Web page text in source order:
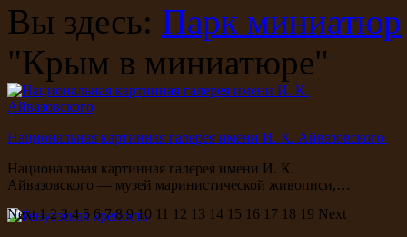
Вы здесь: Парк миниатюр
"Крым в миниатюре"
Национальная картинная галерея имени И. К. Айвазовского
Национальная картинная галерея имени И. К.
Айвазовского — музей маринистической живописи,…
Next12345678910 11 12 13 14 15 16 17 18 19 Next